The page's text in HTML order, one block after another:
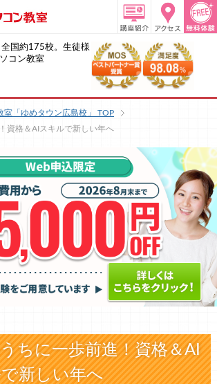
国約175校。生徒様
コン教室
「ゆめタウン広島校」
TOP
資格＆AIスキルで新しい年へ
ちに一歩前進！資格＆AI
新しい年へ